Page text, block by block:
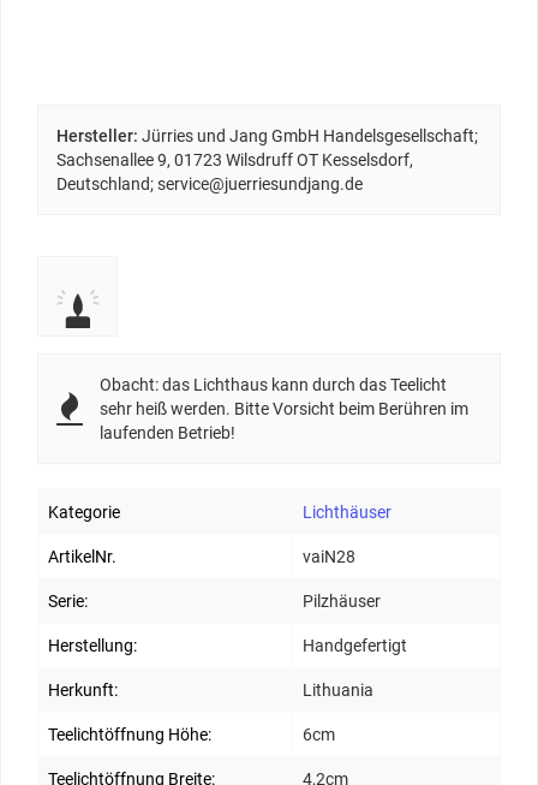
Hersteller: Jürries und Jang GmbH Handelsgesellschaft;
Sachsenallee 9, 01723 Wilsdruff OT Kesselsdorf,
Deutschland; service@juerriesundjang.de
Obacht: das Lichthaus kann durch das Teelicht
sehr heiß werden. Bitte Vorsicht beim Berühren im
laufenden Betrieb!
Kategorie Lichthäuser
ArtikelNr. vaiN28
Serie: Pilzhäuser
Herstellung: Handgefertigt
Herkunft: Lithuania
Teelichtöffnung Höhe: 6cm
Teelichtöffnung Breite: 4,2cm